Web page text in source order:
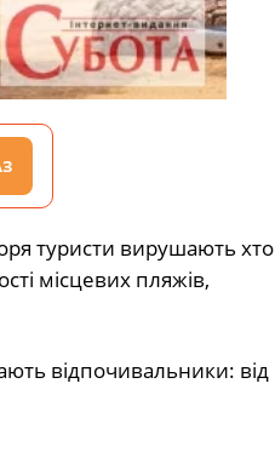
туристи вирушають хто
місцевих пляжів,
відпочивальники: від